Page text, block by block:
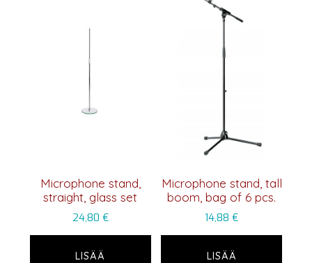
Microphone stand,
straight, glass set
24,80 €
LISÄÄ
Microphone stand, tall
boom, bag of 6 pcs.
14,88€
LISÄÄ